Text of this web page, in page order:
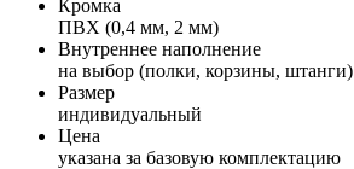
Кромка
ПВХ (0,4 мм, 2 мм)
Внутреннее наполнение
на выбор (полки, корзины, штанги)
Размер
индивидуальный
Цена
указана за базовую комплектацию